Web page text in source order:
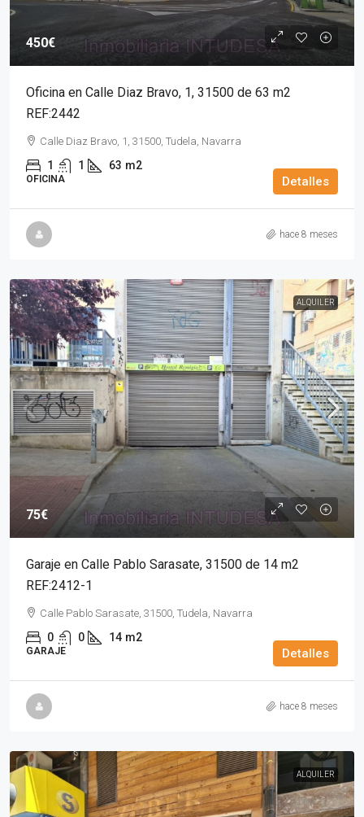
450€
Oficina en Calle Diaz Bravo, 1, 31500 de 63 m2
REF:2442
Calle Diaz Bravo, 1, 31500, Tudela, Navarra
1 1 63 m2
OFICINA Detalles
hace 8 meses
ALQUILER
75€
Garaje en Calle Pablo Sarasate, 31500 de 14 m2
REF:2412-1
Calle Pablo Sarasate, 31500, Tudela, Navarra
0 0 14 m2
GARAJE Detalles
hace 8 meses
ALQUILER